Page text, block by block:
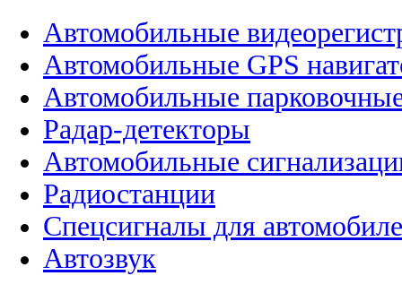
Автомобильные
Автомобильные GPS
Автомобильные
Радар-детекторы
Автомобильные
Радиостанции
Спецсигналы для
Автозвук